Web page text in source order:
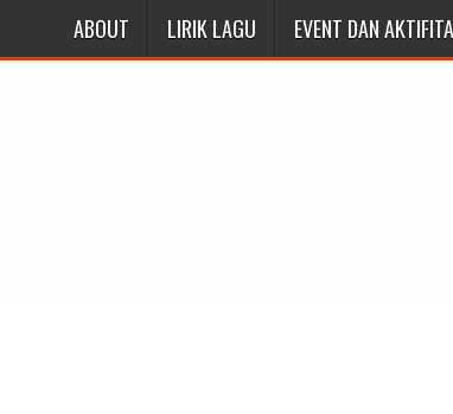
ABOUT LIRIK LAGU EVENT DAN